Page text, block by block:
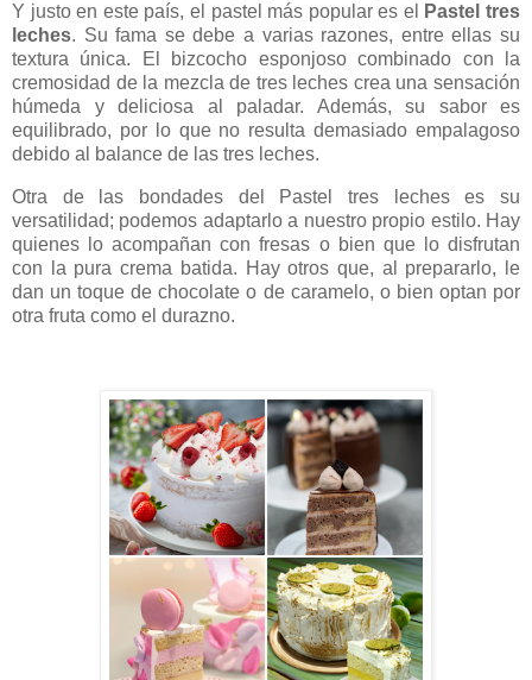
Y justo en este país, el pastel más popular es el
Pastel tres
leches. Su fama se debe a varias razones, entre ellas su
textura única. El bizcocho esponjoso combinado con la
cremosidad de la mezcla de tres leches crea una sensación
húmeda y deliciosa al paladar. Además, su sabor es
equilibrado, por lo que no resulta demasiado empalagoso
debido al balance de las tres leches.
Otra de las bondades del Pastel tres leches es su
versatilidad; podemos adaptarlo a nuestro propio estilo. Hay
quienes lo acompañan con fresas o bien que lo disfrutan
con la pura crema batida. Hay otros que, al prepararlo, le
dan un toque de chocolate o de caramelo, o bien optan por
otra fruta como el durazno.